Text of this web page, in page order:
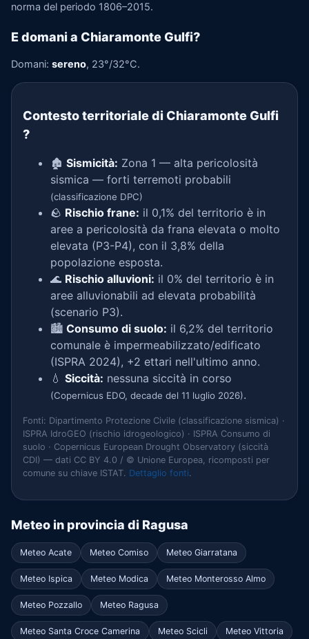
norma del periodo 1806–2015.
E domani a Chiaramonte Gulfi?
Domani: sereno, 23°/32°C.
Contesto territoriale di Chiaramonte Gulfi
?
🏚️ Sismicità: Zona 1 — alta pericolosità
sismica — forti terremoti probabili
(classificazione DPC)
🪨 Rischio frane: il 0,1% del territorio è in
aree a pericolosità da frana elevata o molto
elevata (P3-P4), con il 3,8% della
popolazione esposta.
🌊 Rischio alluvioni: il 0% del territorio è in
aree alluvionabili ad elevata probabilità
(scenario P3).
🏙️ Consumo di suolo: il 6,2% del territorio
comunale è impermeabilizzato/edificato
(ISPRA 2024), +2 ettari nell'ultimo anno.
💧 Siccità: nessuna siccità in corso
(Copernicus EDO, decade del 11 luglio 2026).
Fonti: Dipartimento Protezione Civile (classificazione sismica) ·
ISPRA IdroGEO (rischio idrogeologico) · ISPRA Consumo di
suolo · Copernicus European Drought Observatory (siccità
CDI) — dati CC BY 4.0 / © Unione Europea, ricomposti per
comune su chiave ISTAT. Dettaglio fonti.
Meteo in provincia di Ragusa
Meteo Acate Meteo Comiso Meteo Giarratana
Meteo Ispica Meteo Modica Meteo Monterosso Almo
Meteo Pozzallo Meteo Ragusa
Meteo Santa Croce Camerina Meteo Scicli Meteo Vittoria